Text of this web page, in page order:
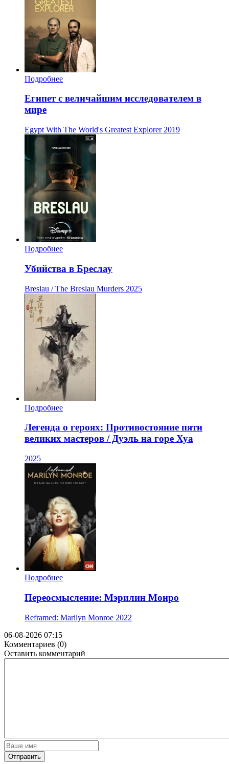
Подробнее
Египет с величайшим исследователем в
мире
Egypt With The World's Greatest Explorer 2019
Подробнее
Убийства в Бреслау
Breslau / The Breslau Murders 2025
Подробнее
Легенда о героях: Противостояние пяти
великих мастеров / Дуэль на горе Хуа
2025
Подробнее
Переосмысление: Мэрилин Монро
Reframed: Marilyn Monroe 2022
06-08-2026 07:15
Комментариев (0)
Оставить комментарий
Отправить